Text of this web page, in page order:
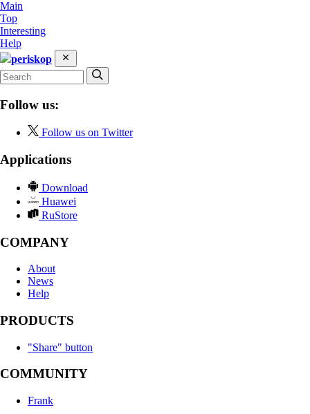
Main
Top
Interesting
Help
periskop
Follow us:
Follow us on Twitter
Applications
Download
Huawei
RuStore
COMPANY
About
News
Help
PRODUCTS
"Share" button
COMMUNITY
Frank